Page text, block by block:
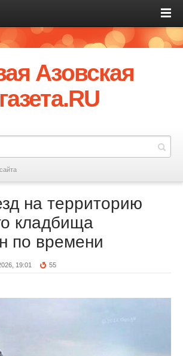
Азовская
газета.RU
на территорию
кладбища
по времени
19:01 55